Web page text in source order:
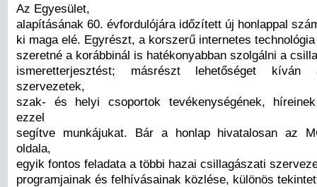
Az Egyesület,
alapításának 60. évfordulójára időzített új honlappal
ki maga elé. Egyrészt, a korszerű internetes
szeretné a korábbinál is hatékonyabban szolgálni a
ismeretterjesztést; másrészt lehetőséget
szervezetek,
szak- és helyi csoportok tevékenységének,
ezzel
segítve munkájukat. Bár a honlap hivatalosan az
oldala,
egyik fontos feladata a többi hazai csillagászati
programjainak és felhívásainak közlése, különös